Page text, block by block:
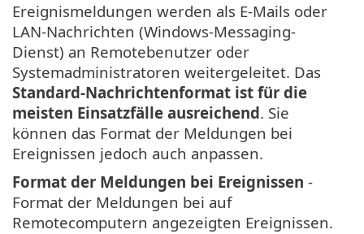
Ereignismeldungen werden als E-Mails oder
LAN-Nachrichten (Windows-Messaging-
Dienst) an Remotebenutzer oder
Systemadministratoren weitergeleitet. Das
Standard-Nachrichtenformat ist für die
meisten Einsatzfälle ausreichend. Sie
können das Format der Meldungen bei
Ereignissen jedoch auch anpassen.
Format der Meldungen bei Ereignissen -
Format der Meldungen bei auf
Remotecomputern angezeigten Ereignissen.